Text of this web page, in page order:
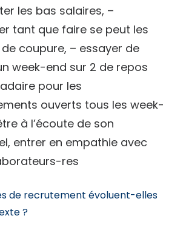
les bas salaires, –
tant que faire se peut les
coupure, – essayer de
week-end sur 2 de repos
pour les
ouverts tous les week-
à l’écoute de son
entrer en empathie avec
res
de recrutement évoluent-elles
?